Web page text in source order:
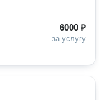
6000 ₽
за услугу